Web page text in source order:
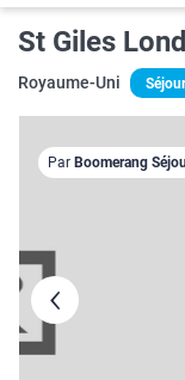
St Giles
Royaume-Uni Séjour
Par Boomerang